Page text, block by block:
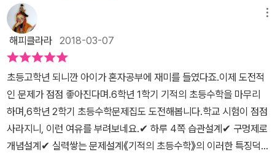
해피클라라 2018-03-07
초등고학년 되니깐 아이가 혼자공부에 재미를 들였다죠.이제 도전적
인 문제가 점점 좋아진다며.6학년 1학기 기적의 초등수학을 마무리
하며,6학년 2학기 초등수학문제집도 도전해봅니다.학교 시험이 점점
사라지니, 이런 여유를 부려보네요.✔ 하루 4쪽 습관설계✔ 구멍제로
개념설계✔ 실력쌓는 문제설계《기적의 초등수학》의 이러한 특징덕